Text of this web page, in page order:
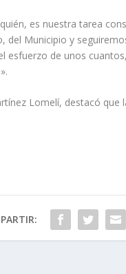
es nuestra tarea
del Municipio y
esfuerzo de unos
Lomelí, destacó